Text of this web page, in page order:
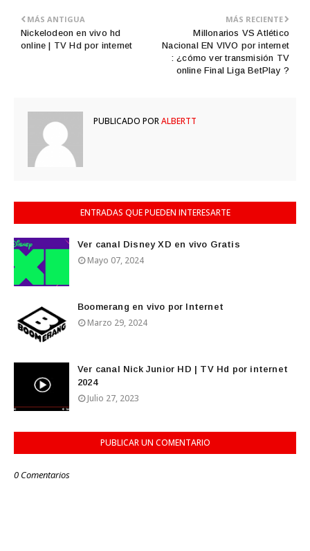
MÁS RECIENTE
Millonarios VS Atlético
Nacional EN VIVO por internet
: ¿cómo ver transmisión TV
online Final Liga BetPlay ?
MÁS ANTIGUA
Nickelodeon en vivo hd
online | TV Hd por internet
PUBLICADO PORALBERTT
ENTRADAS QUE PUEDEN INTERESARTE
Ver canal Disney XD en vivo Gratis
Mayo 07, 2024
Boomerang en vivo por Internet
Marzo 29, 2024
Ver canal Nick Junior HD | TV Hd por internet
2024
Julio 27, 2023
PUBLICAR UN COMENTARIO
0 Comentarios